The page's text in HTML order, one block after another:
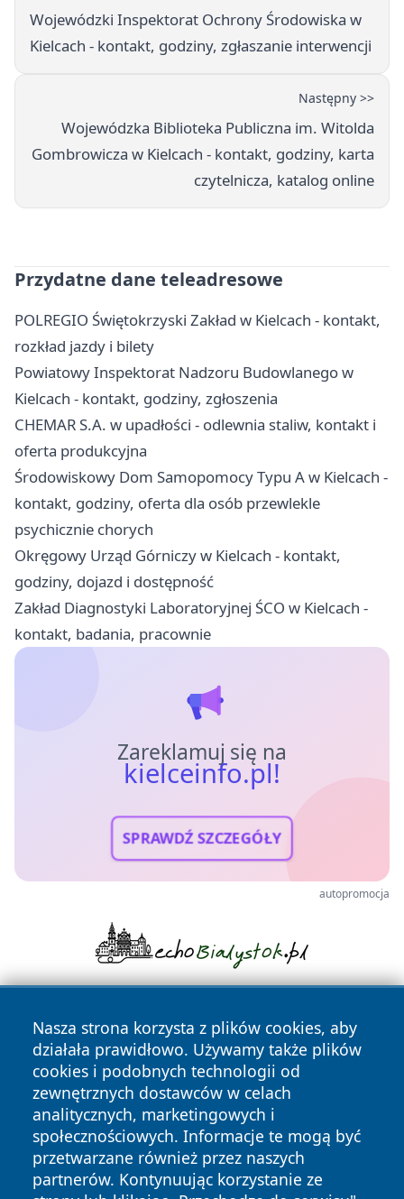
Wojewódzki Inspektorat Ochrony Środowiska w
Kielcach - kontakt, godziny, zgłaszanie interwencji
Następny >>
Wojewódzka Biblioteka Publiczna im. Witolda
Gombrowicza w Kielcach - kontakt, godziny, karta
czytelnicza, katalog online
Przydatne dane teleadresowe
POLREGIO Świętokrzyski Zakład w Kielcach - kontakt,
rozkład jazdy i bilety
Powiatowy Inspektorat Nadzoru Budowlanego w
Kielcach - kontakt, godziny, zgłoszenia
CHEMAR S.A. w upadłości - odlewnia staliw, kontakt i
oferta produkcyjna
Środowiskowy Dom Samopomocy Typu A w Kielcach -
kontakt, godziny, oferta dla osób przewlekle
psychicznie chorych
Okręgowy Urząd Górniczy w Kielcach - kontakt,
godziny, dojazd i dostępność
Zakład Diagnostyki Laboratoryjnej ŚCO w Kielcach -
kontakt, badania, pracownie
Zareklamuj się na
kielceinfo.pl!
SPRAWDŹ SZCZEGÓŁY
autopromocja
Nasza strona korzysta z plików cookies, aby
działała prawidłowo. Używamy także plików
cookies i podobnych technologii od
zewnętrznych dostawców w celach
analitycznych, marketingowych i
społecznościowych. Informacje te mogą być
przetwarzane również przez naszych
partnerów. Kontynuując korzystanie ze
Copyright © 2026 kielceinfo.pl Wszystkie prawa zastrzeżone.
News Autorzy
Polityka
Polityka